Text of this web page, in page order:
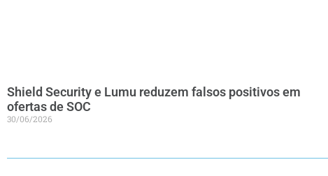
Shield Security e Lumu reduzem falsos positivos em
ofertas de SOC
30/06/2026